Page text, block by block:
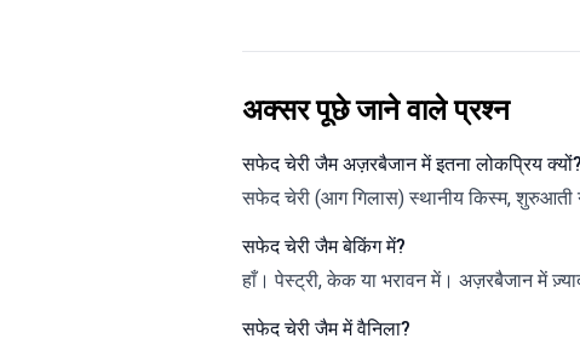
अक्सर पूछे जाने वाले प्रश्न
सफेद चेरी जैम अज़रबैजान में इतना लोकप्रिय क्यों?
सफेद चेरी (आग गिलास) स्थानीय किस्म, शुरुआती
सफेद चेरी जैम बेकिंग में?
हाँ। पेस्ट्री, केक या भरावन में। अज़रबैजान में
सफेद चेरी जैम में वैनिला?